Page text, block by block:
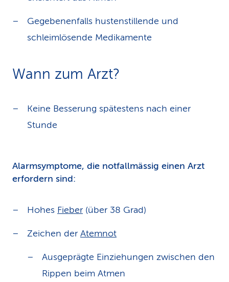
Gegebenenfalls hustenstillende und
schleimlösende Medikamente
Wann zum Arzt?
Keine Besserung spätestens nach einer
Stunde
Alarmsymptome, die notfallmässig einen Arzt
erfordern sind:
Hohes Fieber (über 38 Grad)
Zeichen der Atemnot
Ausgeprägte Einziehungen zwischen den
Rippen beim Atmen